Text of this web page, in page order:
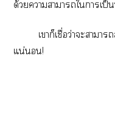
ด้วยาาาใาเ
เาก็เชื่อว่าะาา
แน่นอน!